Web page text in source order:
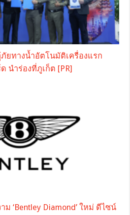
ยทางน้ำอัตโนมัติเครื่องแรก
นำร่องที่ภูเก็ต [PR]
‘Bentley Diamond’ ใหม่ ดีไซน์